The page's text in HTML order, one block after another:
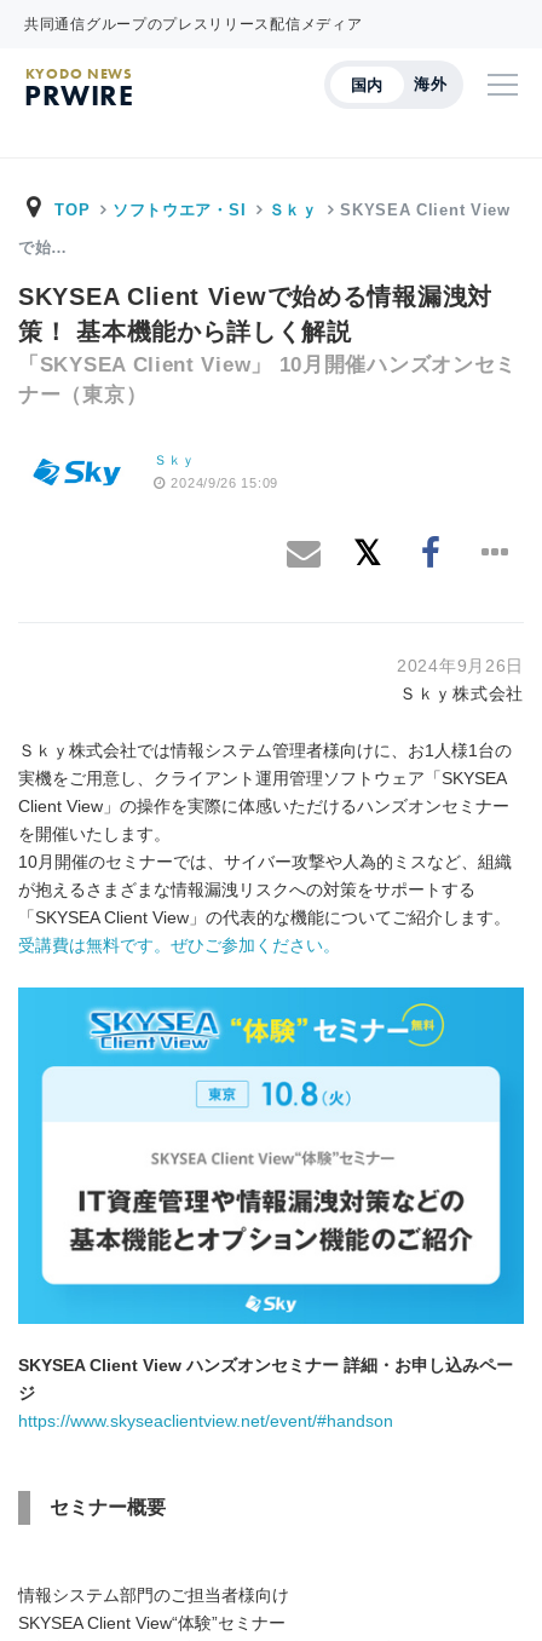
共同通信グループのプレスリリース配信メディア
国内 海外
KYODO NEWS
PRWIRE
TOP ソフトウエア・SI Ｓｋｙ SKYSEA Client View
で始…
SKYSEA Client Viewで始める情報漏洩対
策！ 基本機能から詳しく解説
「SKYSEA Client View」 10月開催ハンズオンセミ
ナー（東京）
Ｓｋｙ
2024/9/26 15:09
2024年9月26日
Ｓｋｙ株式会社
Ｓｋｙ株式会社では情報システム管理者様向けに、お1人様1台の
実機をご用意し、クライアント運用管理ソフトウェア「SKYSEA
Client View」の操作を実際に体感いただけるハンズオンセミナー
を開催いたします。
10月開催のセミナーでは、サイバー攻撃や人為的ミスなど、組織
が抱えるさまざまな情報漏洩リスクへの対策をサポートする
「SKYSEA Client View」の代表的な機能についてご紹介します。
受講費は無料です。ぜひご参加ください。
SKYSEA Client View ハンズオンセミナー 詳細・お申し込みペー
ジ
https://www.skyseaclientview.net/event/#handson
セミナー概要
情報システム部門のご担当者様向け
SKYSEA Client View“体験”セミナー